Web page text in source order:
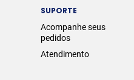
SUPORTE
Acompanhe seus
pedidos
Atendimento